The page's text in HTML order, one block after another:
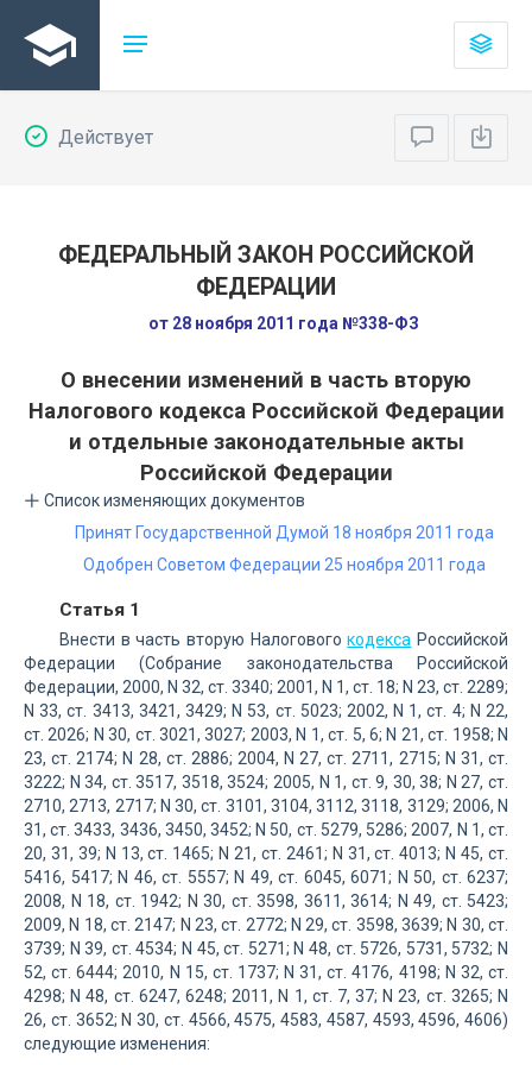
Действует
ФЕДЕРАЛЬНЫЙ ЗАКОН РОССИЙСКОЙ
ФЕДЕРАЦИИ
от 28 ноября 2011 года №338-ФЗ
О внесении изменений в часть вторую
Налогового кодекса Российской Федерации
и отдельные законодательные акты
Российской Федерации
Список изменяющих документов
Принят Государственной Думой 18 ноября 2011 года
Одобрен Советом Федерации 25 ноября 2011 года
Статья 1
Внести в часть вторую Налоговогокодекса Российской
Федерации (Собрание законодательства Российской
Федерации, 2000, N 32, ст. 3340; 2001, N 1, ст. 18; N 23, ст. 2289;
N 33, ст. 3413, 3421, 3429; N 53, ст. 5023; 2002, N 1, ст. 4; N 22,
ст. 2026; N 30, ст. 3021, 3027; 2003, N 1, ст. 5, 6; N 21, ст. 1958; N
23, ст. 2174; N 28, ст. 2886; 2004, N 27, ст. 2711, 2715; N 31, ст.
3222; N 34, ст. 3517, 3518, 3524; 2005, N 1, ст. 9, 30, 38; N 27, ст.
2710, 2713, 2717; N 30, ст. 3101, 3104, 3112, 3118, 3129; 2006, N
31, ст. 3433, 3436, 3450, 3452; N 50, ст. 5279, 5286; 2007, N 1, ст.
20, 31, 39; N 13, ст. 1465; N 21, ст. 2461; N 31, ст. 4013; N 45, ст.
5416, 5417; N 46, ст. 5557; N 49, ст. 6045, 6071; N 50, ст. 6237;
2008, N 18, ст. 1942; N 30, ст. 3598, 3611, 3614; N 49, ст. 5423;
2009, N 18, ст. 2147; N 23, ст. 2772; N 29, ст. 3598, 3639; N 30, ст.
3739; N 39, ст. 4534; N 45, ст. 5271; N 48, ст. 5726, 5731, 5732; N
52, ст. 6444; 2010, N 15, ст. 1737; N 31, ст. 4176, 4198; N 32, ст.
4298; N 48, ст. 6247, 6248; 2011, N 1, ст. 7, 37; N 23, ст. 3265; N
26, ст. 3652; N 30, ст. 4566, 4575, 4583, 4587, 4593, 4596, 4606)
следующие изменения: